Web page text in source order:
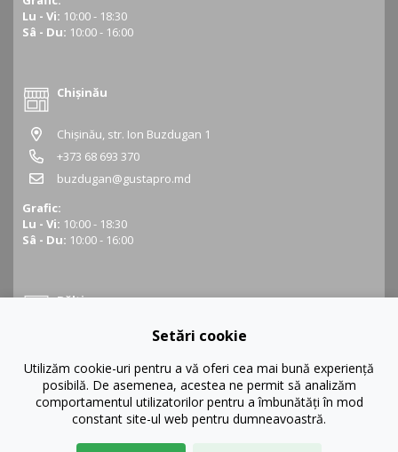
Lu - Vi: 10:00 - 18:30
Sâ - Du: 10:00 - 16:00
Chișinău
Chișinău, str. Ion Buzdugan 1
+373 68 693 370
buzdugan@gustapro.md
Grafic:
Lu - Vi: 10:00 - 18:30
Sâ - Du: 10:00 - 16:00
Bălți
Bălți, str. Ștefan cel Mare 16
+373 68 452 945
balti@gustapro.md
10:00 - 16:00
Setări cookie
Utilizăm cookie-uri pentru a vă oferi cea mai bună experiență
posibilă. De asemenea, acestea ne permit să analizăm
comportamentul utilizatorilor pentru a îmbunătăți în mod
constant site-ul web pentru dumneavoastră.